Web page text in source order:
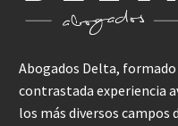
Abogados Delta,
contrastada experiencia
los más diversos campos